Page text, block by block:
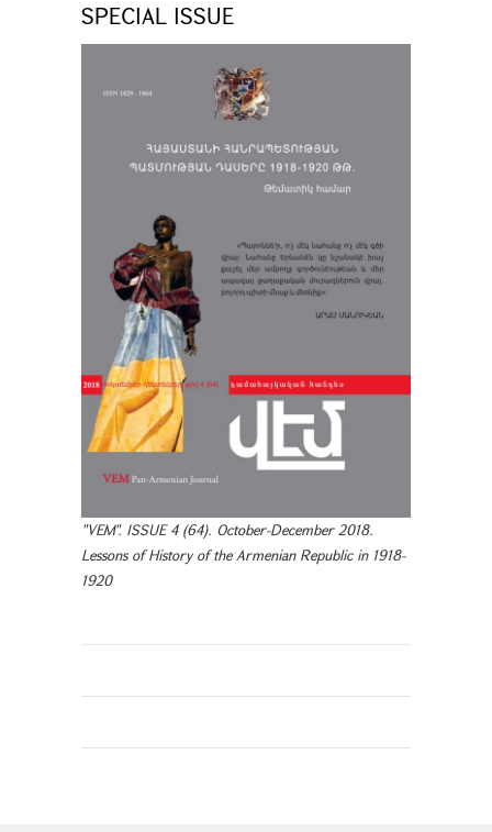
SPECIAL ISSUE
"VEM". ISSUE 4 (64). October-December 2018.
Lessons of History of the Armenian Republic in 1918-
1920